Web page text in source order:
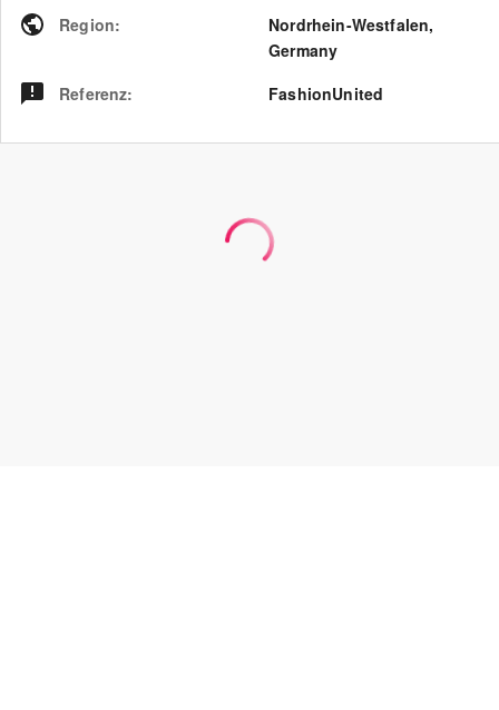
Region: Nordrhein-Westfalen,
Germany
Referenz: FashionUnited